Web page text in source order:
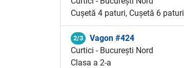
Cușetă 4 paturi, Cușetă 6 paturi
2/3
Vagon #424
Curtici - București Nord
Clasa a 2-a